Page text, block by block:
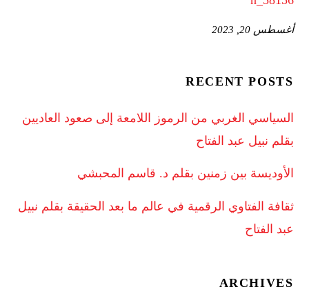
أغسطس 20, 2023
RECENT POSTS
السياسي الغربي من الرموز اللامعة إلى صعود العاديين
بقلم نبيل عبد الفتاح
الأوديسة بين زمنين بقلم د. قاسم المحبشي
ثقافة الفتاوي الرقمية في عالم ما بعد الحقيقة بقلم نبيل
عبد الفتاح
ARCHIVES